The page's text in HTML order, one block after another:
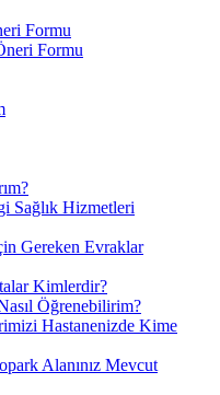
Formu
Formu
Sağlık Hizmetleri
Gereken Evraklar
Kimlerdir?
Öğrenebilirim?
Hastanenizde Kime
Alanınız Mevcut